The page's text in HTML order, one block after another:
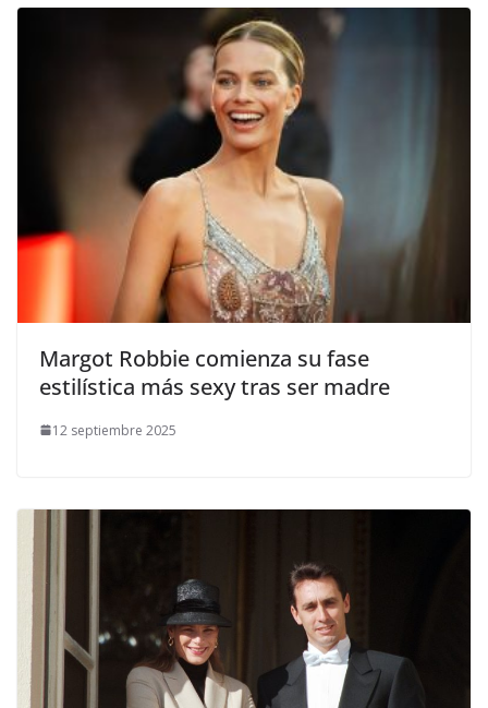
​Margot Robbie comienza su fase
estilística más sexy tras ser madre
12 septiembre 2025